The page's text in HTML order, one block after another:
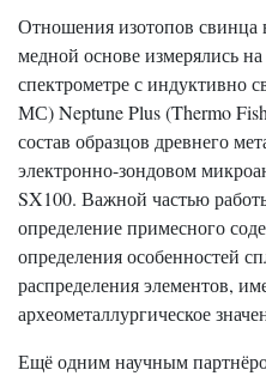
Отношения изотопов свинца
медной основе измерялись
спектрометре с
МС) Neptune Plus (Thermo
состав образцов древнего
электронно-зондовом
SX100. Важной частью
определение примесного
определения особенностей
распределения элементов,
археометаллургическое
Ещё одним научным